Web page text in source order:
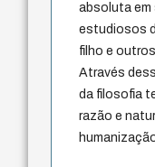
absoluta em
estudiosos
filho e
Através
da filosofia
razão e